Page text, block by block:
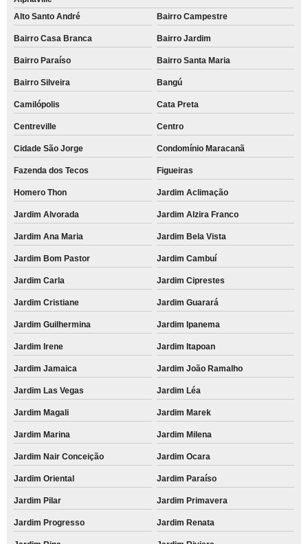
Alto Santo André
Bairro Campestre
Bairro Casa Branca Bairro Jardim
Bairro Paraíso Bairro Santa Maria
Bairro Silveira Bangú
Camilópolis Cata Preta
Centreville Centro
Cidade São Jorge Condomínio Maracanã
Fazenda dos Tecos Figueiras
Homero Thon Jardim Aclimação
Jardim Alvorada Jardim Alzira Franco
Jardim Ana Maria Jardim Bela Vista
Jardim Bom Pastor Jardim Cambuí
Jardim Carla Jardim Ciprestes
Jardim Cristiane Jardim Guarará
Jardim Guilhermina Jardim Ipanema
Jardim Irene Jardim Itapoan
Jardim Jamaica Jardim João Ramalho
Jardim Las Vegas Jardim Léa
Jardim Magali Jardim Marek
Jardim Marina Jardim Milena
Jardim Nair Conceição Jardim Ocara
Jardim Oriental Jardim Paraíso
Jardim Pilar Jardim Primavera
Jardim Progresso Jardim Renata